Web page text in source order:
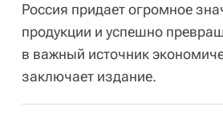
Россия придает огромное
продукции и успешно
в важный источник
заключает издание.